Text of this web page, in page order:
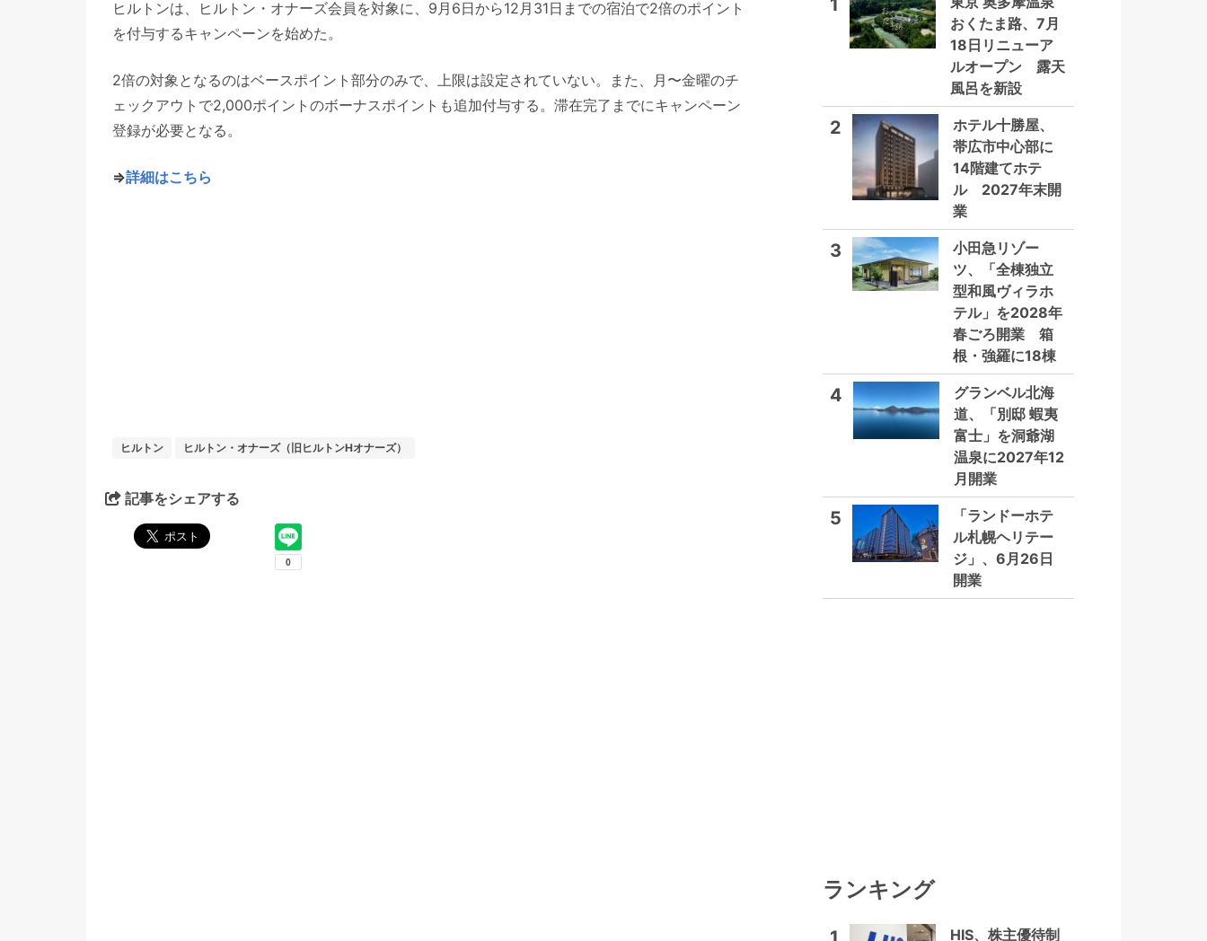
ヒルトンは、ヒルトン・オナーズ会員を対象に、9月6日から12月31日までの宿泊で2倍のポイント
を付与するキャンペーンを始めた。
2倍の対象となるのはベースポイント部分のみで、上限は設定されていない。また、月〜金曜のチ
ェックアウトで2,000ポイントのボーナスポイントも追加付与する。滞在完了までにキャンペーン
登録が必要となる。
⇒詳細はこちら
ヒルトン ヒルトン・オナーズ（旧ヒルトンHオナーズ）
記事をシェアする
1
おくたま路、7月
18日リニューア
ルオープン 露天
風呂を新設
2
ホテル十勝屋、
帯広市中心部に
14階建てホテ
ル 2027年末開
業
3
小田急リゾー
ツ、「全棟独立
型和風ヴィラホ
テル」を2028年
春ごろ開業 箱
根・強羅に18棟
4
グランベル北海
道、「別邸 蝦夷
富士」を洞爺湖
温泉に2027年12
月開業
5
「ランドーホテ
ル札幌ヘリテー
ジ」、6月26日
開業
ランキング
HIS、株主優待制